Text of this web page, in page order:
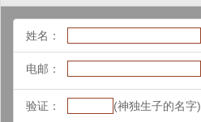
姓名：
电邮：
验证： (神独生子的名字)